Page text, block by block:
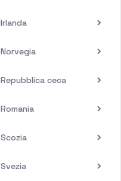
Irlanda
Norvegia
Repubblica ceca
Romania
Scozia
Svezia